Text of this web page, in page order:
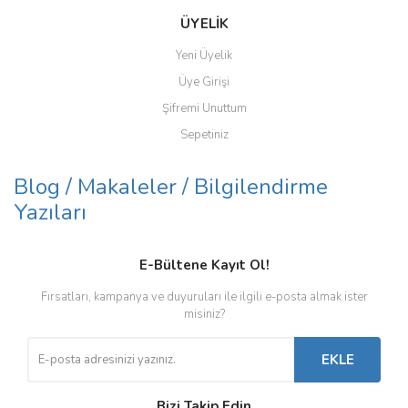
ÜYELİK
Yeni Üyelik
Üye Girişi
Şifremi Unuttum
Sepetiniz
Blog / Makaleler / Bilgilendirme
Yazıları
E-Bültene Kayıt Ol!
Fırsatları, kampanya ve duyuruları ile ilgili e-posta almak ister
misiniz?
EKLE